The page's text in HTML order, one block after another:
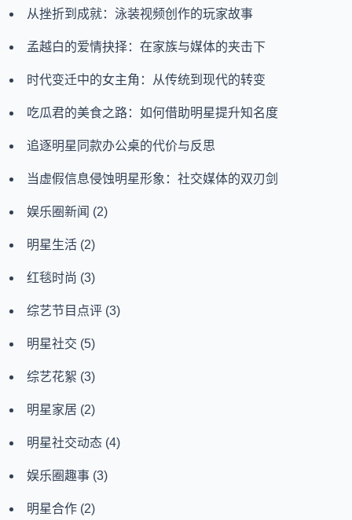
从挫折到成就：泳装视频创作的玩家故事
孟越白的爱情抉择：在家族与媒体的夹击下
时代变迁中的女主角：从传统到现代的转变
吃瓜君的美食之路：如何借助明星提升知名度
追逐明星同款办公桌的代价与反思
当虚假信息侵蚀明星形象：社交媒体的双刃剑
娱乐圈新闻 (2)
明星生活 (2)
红毯时尚 (3)
综艺节目点评 (3)
明星社交 (5)
综艺花絮 (3)
明星家居 (2)
明星社交动态 (4)
娱乐圈趣事 (3)
明星合作 (2)